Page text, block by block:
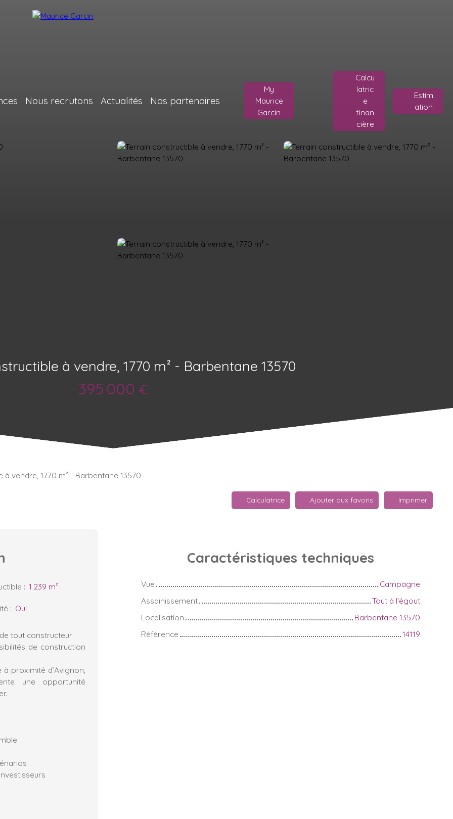
Nous recrutons Actualités Nos partenaires
My
Maurice
Garcin
Calcu
latric
e
finan
cière
Estim
ation
à vendre, 1770 m² - Barbentane 13570
395 000 €
vendre, 1770 m² - Barbentane 13570
Calculatrice Ajouter aux favoris Imprimer
: 1 239 m²
: Oui
tout constructeur.
de construction
proximité d’Avignon,
une opportunité
Caractéristiques techniques
Vue
Campagne
Assainissement
Tout à l'égout
Localisation
Barbentane 13570
Référence
14119